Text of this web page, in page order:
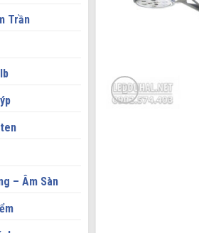
Trần
– Âm Sàn